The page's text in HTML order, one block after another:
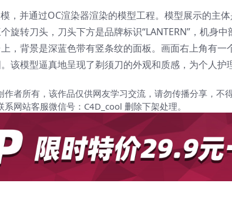
，并通过OC渲染器渲染的模型工程。模型展示的主
旋转刀头，刀头下方是品牌标识“LANTERN”，机身
，背景是深蓝色带有竖条纹的面板。画面右上角有
该模型逼真地呈现了剃须刀的外观和质感，为个人护
作者所有，该作品仅供网友学习交流，请勿传播分享，
网站客服微信号：C4D_cool 删除下架处理。